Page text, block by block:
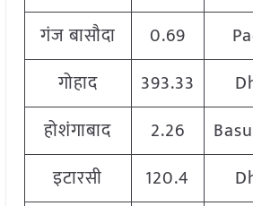
गंज बासौदा
0.69
गोहाद
393.33
होशंगाबाद
2.26
इटारसी
120.4